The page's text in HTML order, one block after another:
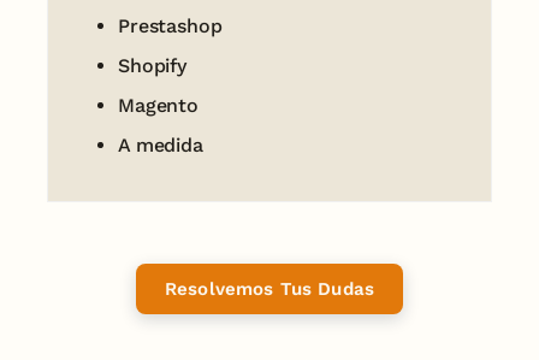
Prestashop
Shopify
Magento
A medida
Resolvemos Tus Dudas